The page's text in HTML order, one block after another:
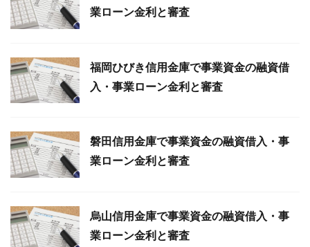
業ローン金利と審査
福岡ひびき信用金庫で事業資金の融資借
入・事業ローン金利と審査
磐田信用金庫で事業資金の融資借入・事
業ローン金利と審査
烏山信用金庫で事業資金の融資借入・事
業ローン金利と審査